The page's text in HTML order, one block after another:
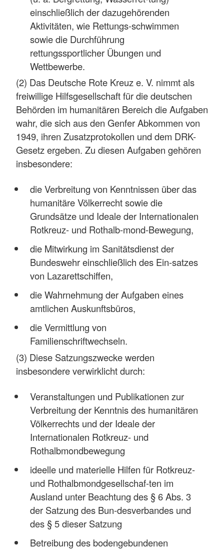
einschließlich der dazugehörenden
Aktivitäten, wie Rettungs-schwimmen
sowie die Durchführung
rettungssportlicher Übungen und
Wettbewerbe.
(2) Das Deutsche Rote Kreuz e. V. nimmt als
freiwillige Hilfsgesellschaft für die deutschen
Behörden im humanitären Bereich die Aufgaben
wahr, die sich aus den Genfer Abkommen von
1949, ihren Zusatzprotokollen und dem DRK-
Gesetz ergeben. Zu diesen Aufgaben gehören
insbesondere:
die Verbreitung von Kenntnissen über das
humanitäre Völkerrecht sowie die
Grundsätze und Ideale der Internationalen
Rotkreuz- und Rothalb-mond-Bewegung,
die Mitwirkung im Sanitätsdienst der
Bundeswehr einschließlich des Ein-satzes
von Lazarettschiffen,
die Wahrnehmung der Aufgaben eines
amtlichen Auskunftsbüros,
die Vermittlung von
Familienschriftwechseln.
(3) Diese Satzungszwecke werden
insbesondere verwirklicht durch:
Veranstaltungen und Publikationen zur
Verbreitung der Kenntnis des humanitären
Völkerrechts und der Ideale der
Internationalen Rotkreuz- und
Rothalbmondbewegung
ideelle und materielle Hilfen für Rotkreuz-
und Rothalbmondgesellschaf-ten im
Ausland unter Beachtung des § 6 Abs. 3
der Satzung des Bun-desverbandes und
des § 5 dieser Satzung
Betreibung des bodengebundenen